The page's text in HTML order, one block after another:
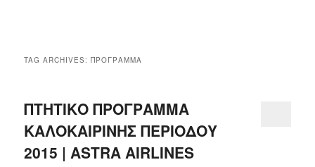
TAG ARCHIVES:ΠΡΟΓΡΑΜΜΑ
ΠΤΗΤΙΚΟ ΠΡΟΓΡΑΜΜΑ
ΚΑΛΟΚΑΙΡΙΝΗΣ ΠΕΡΙΟΔΟΥ
2015 | ASTRA AIRLINES